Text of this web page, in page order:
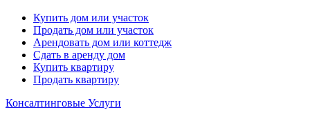
Купить дом или участок
Продать дом или участок
Арендовать дом или коттедж
Сдать в аренду дом
Купить квартиру
Продать квартиру
Консалтинговые Услуги